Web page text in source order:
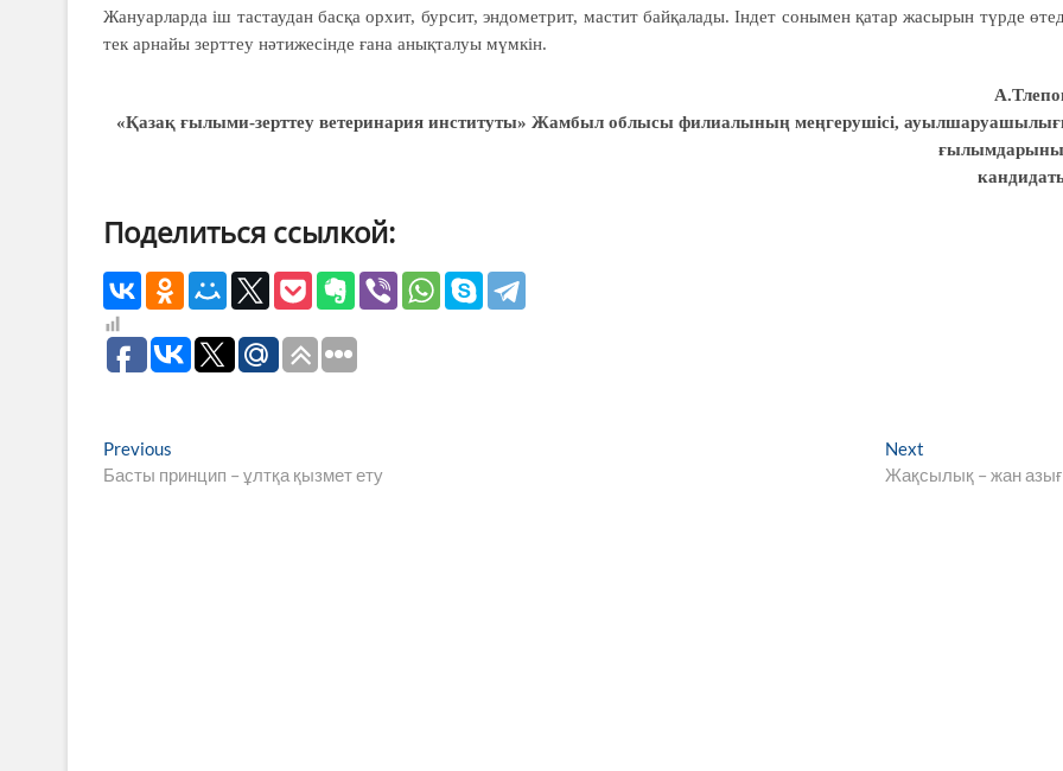
Жануарларда іш тастаудан басқа орхит, бурсит, эндометрит, мастит байқалады. Індет сонымен қатар жасырын түрде
тек арнайы зерттеу нәтижесінде ғана анықталуы мүмкін.
«Қазақ ғылыми-зерттеу ветеринария институты» Жамбыл облысы филиалының меңгерушісі,
Поделиться ссылкой:
Навигация
по
Previous
post:
Басты принцип – ұлтқа қызмет ету
Next
post:
Жақсылық – жан